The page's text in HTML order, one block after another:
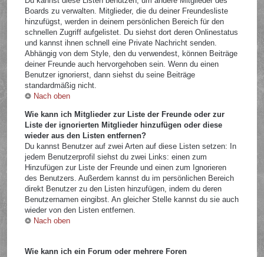
Boards zu verwalten. Mitglieder, die du deiner Freundesliste
hinzufügst, werden in deinem persönlichen Bereich für den
schnellen Zugriff aufgelistet. Du siehst dort deren Onlinestatus
und kannst ihnen schnell eine Private Nachricht senden.
Abhängig von dem Style, den du verwendest, können Beiträge
deiner Freunde auch hervorgehoben sein. Wenn du einen
Benutzer ignorierst, dann siehst du seine Beiträge
standardmäßig nicht.
Nach oben
Wie kann ich Mitglieder zur Liste der Freunde oder zur
Liste der ignorierten Mitglieder hinzufügen oder diese
wieder aus den Listen entfernen?
Du kannst Benutzer auf zwei Arten auf diese Listen setzen: In
jedem Benutzerprofil siehst du zwei Links: einen zum
Hinzufügen zur Liste der Freunde und einen zum Ignorieren
des Benutzers. Außerdem kannst du im persönlichen Bereich
direkt Benutzer zu den Listen hinzufügen, indem du deren
Benutzernamen eingibst. An gleicher Stelle kannst du sie auch
wieder von den Listen entfernen.
Nach oben
Wie kann ich ein Forum oder mehrere Foren